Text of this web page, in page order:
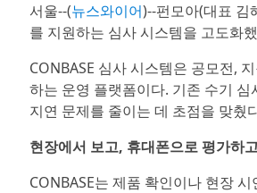
서울--(뉴스와이어)--펀모아(대표 김
를 지원하는 심사 시스템을 고도화
CONBASE 심사 시스템은 공모전,
하는 운영 플랫폼이다. 기존 수기
지연 문제를 줄이는 데 초점을 맞췄
현장에서 보고, 휴대폰으로 평가하
CONBASE는 제품 확인이나 현장